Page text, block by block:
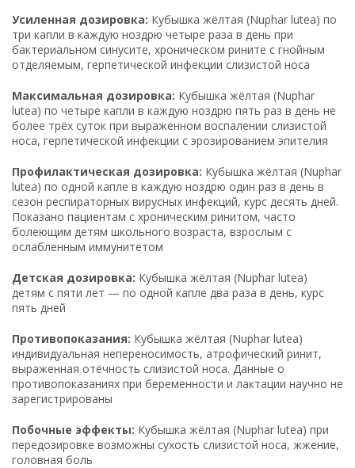
Усиленная дозировка: Кубышка жёлтая (Nuphar lutea) по
три капли в каждую ноздрю четыре раза в день при
бактериальном синусите, хроническом рините с гнойным
отделяемым, герпетической инфекции слизистой носа
Максимальная дозировка: Кубышка жёлтая (Nuphar
lutea) по четыре капли в каждую ноздрю пять раз в день не
более трёх суток при выраженном воспалении слизистой
носа, герпетической инфекции с эрозированием эпителия
Профилактическая дозировка: Кубышка жёлтая (Nuphar
lutea) по одной капле в каждую ноздрю один раз в день в
сезон респираторных вирусных инфекций, курс десять дней.
Показано пациентам с хроническим ринитом, часто
болеющим детям школьного возраста, взрослым с
ослабленным иммунитетом
Детская дозировка: Кубышка жёлтая (Nuphar lutea)
детям с пяти лет — по одной капле два раза в день, курс
пять дней
Противопоказания: Кубышка жёлтая (Nuphar lutea)
индивидуальная непереносимость, атрофический ринит,
выраженная отёчность слизистой носа. Данные о
противопоказаниях при беременности и лактации научно не
зарегистрированы
Побочные эффекты: Кубышка жёлтая (Nuphar lutea) при
передозировке возможны сухость слизистой носа, жжение,
головная боль